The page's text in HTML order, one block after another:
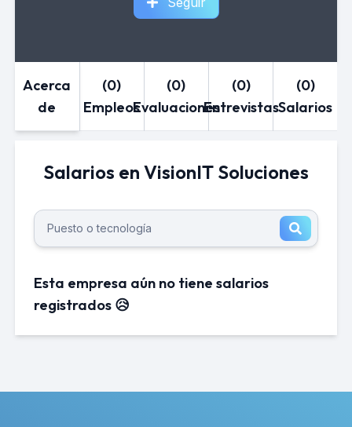
Acerca
de
(0)
Empleos
(0)
Evaluaciones
(0)
Entrevistas
(0)
Salarios
Salarios en VisionIT Soluciones
Esta empresa aún no tiene salarios
registrados 😥